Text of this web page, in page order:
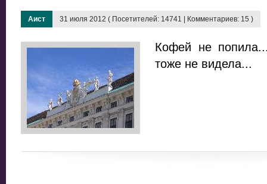
Аист 31 июля 2012 ( Посетителей: 14741 | Комментариев: 15 )
Кофей не
тоже не видела...